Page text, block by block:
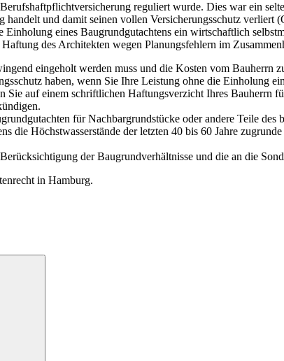
reguliert wurde. Dies war ein
und damit seinen vollen Versicherungsschutz
eines Baugrundgutachtens ein ­wirtschaftlich
des Architekten wegen Planungsfehlern im
eingeholt werden muss und die Kosten vom Bauherrn
haben, wenn Sie Ihre Leistung ohne die Einholung
auf ­einem schriftlichen Haftungsverzicht Ihres Bauherrn
für Nachbargrundstücke oder andere Teile des
die Höchstwasserstände der letzten 40 bis 60 Jahre
der Baugrundverhältnisse und die an die
in Hamburg.